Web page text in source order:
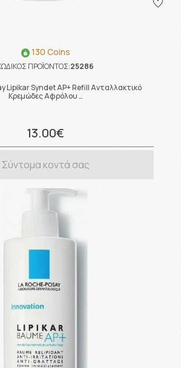
130 Coins
ΠΡΟΪΟΝΤΟΣ:25286
Lipikar Syndet AP+ Refill Ανταλλακτικό
Κρεμώδες Αφρόλου …
13.00€
Σύντομα κοντά σας